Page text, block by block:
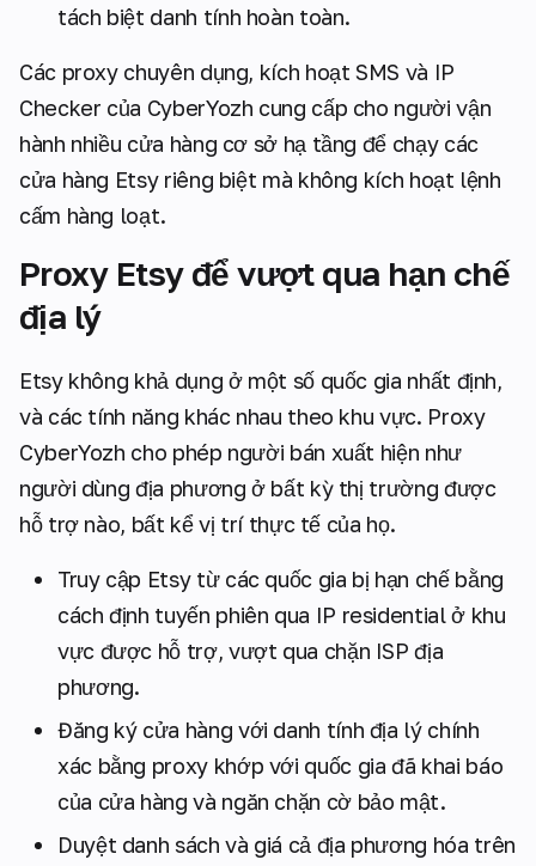
tách biệt danh tính hoàn toàn.
Các proxy chuyên dụng, kích hoạt SMS và IP
Checker của CyberYozh cung cấp cho người vận
hành nhiều cửa hàng cơ sở hạ tầng để chạy các
cửa hàng Etsy riêng biệt mà không kích hoạt lệnh
cấm hàng loạt.
Proxy Etsy để vượt qua hạn chế
địa lý
Etsy không khả dụng ở một số quốc gia nhất định,
và các tính năng khác nhau theo khu vực. Proxy
CyberYozh cho phép người bán xuất hiện như
người dùng địa phương ở bất kỳ thị trường được
hỗ trợ nào, bất kể vị trí thực tế của họ.
Truy cập Etsy từ các quốc gia bị hạn chế bằng
cách định tuyến phiên qua IP residential ở khu
vực được hỗ trợ, vượt qua chặn ISP địa
phương.
Đăng ký cửa hàng với danh tính địa lý chính
xác bằng proxy khớp với quốc gia đã khai báo
của cửa hàng và ngăn chặn cờ bảo mật.
Duyệt danh sách và giá cả địa phương hóa trên